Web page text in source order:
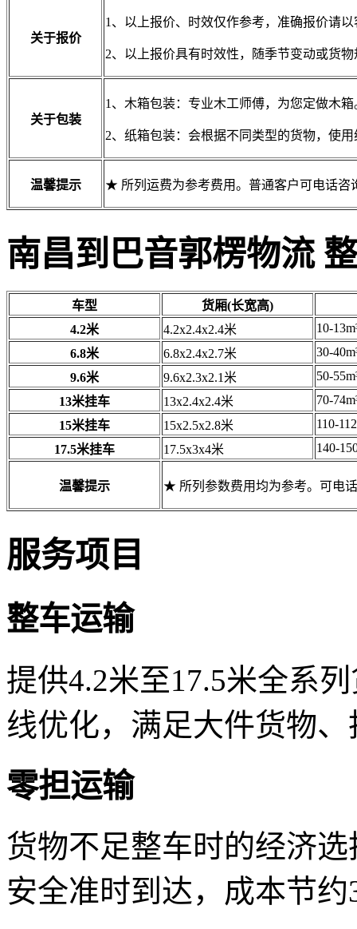
关于报价
1、以上报价、时效仅作参考，准确报价请
2、以上报价具有时效性，随季节变动或货
关于包装
1、木箱包装：专业木工师傅，为您定做木
2、纸箱包装：会根据不同类型的货物，使
温馨提示 ★ 所列运费为参考费用。普通客户可电话咨
南昌到巴音郭楞物流
车型
货厢(长宽高)
4.2米
4.2x2.4x2.4米
10-
6.8米
6.8x2.4x2.7米
30-
9.6米
9.6x2.3x2.1米
50-
13米挂车
13x2.4x2.4米
70-
15米挂车
15x2.5x2.8米
110-
17.5米挂车
17.5x3x4米 140-
温馨提示 ★ 所列参数费用均为参考。可电
服务项目
整车运输
提供4.2米至17.5米全系
线优化，满足大件货物
零担运输
货物不足整车时的经济
安全准时到达，成本节约